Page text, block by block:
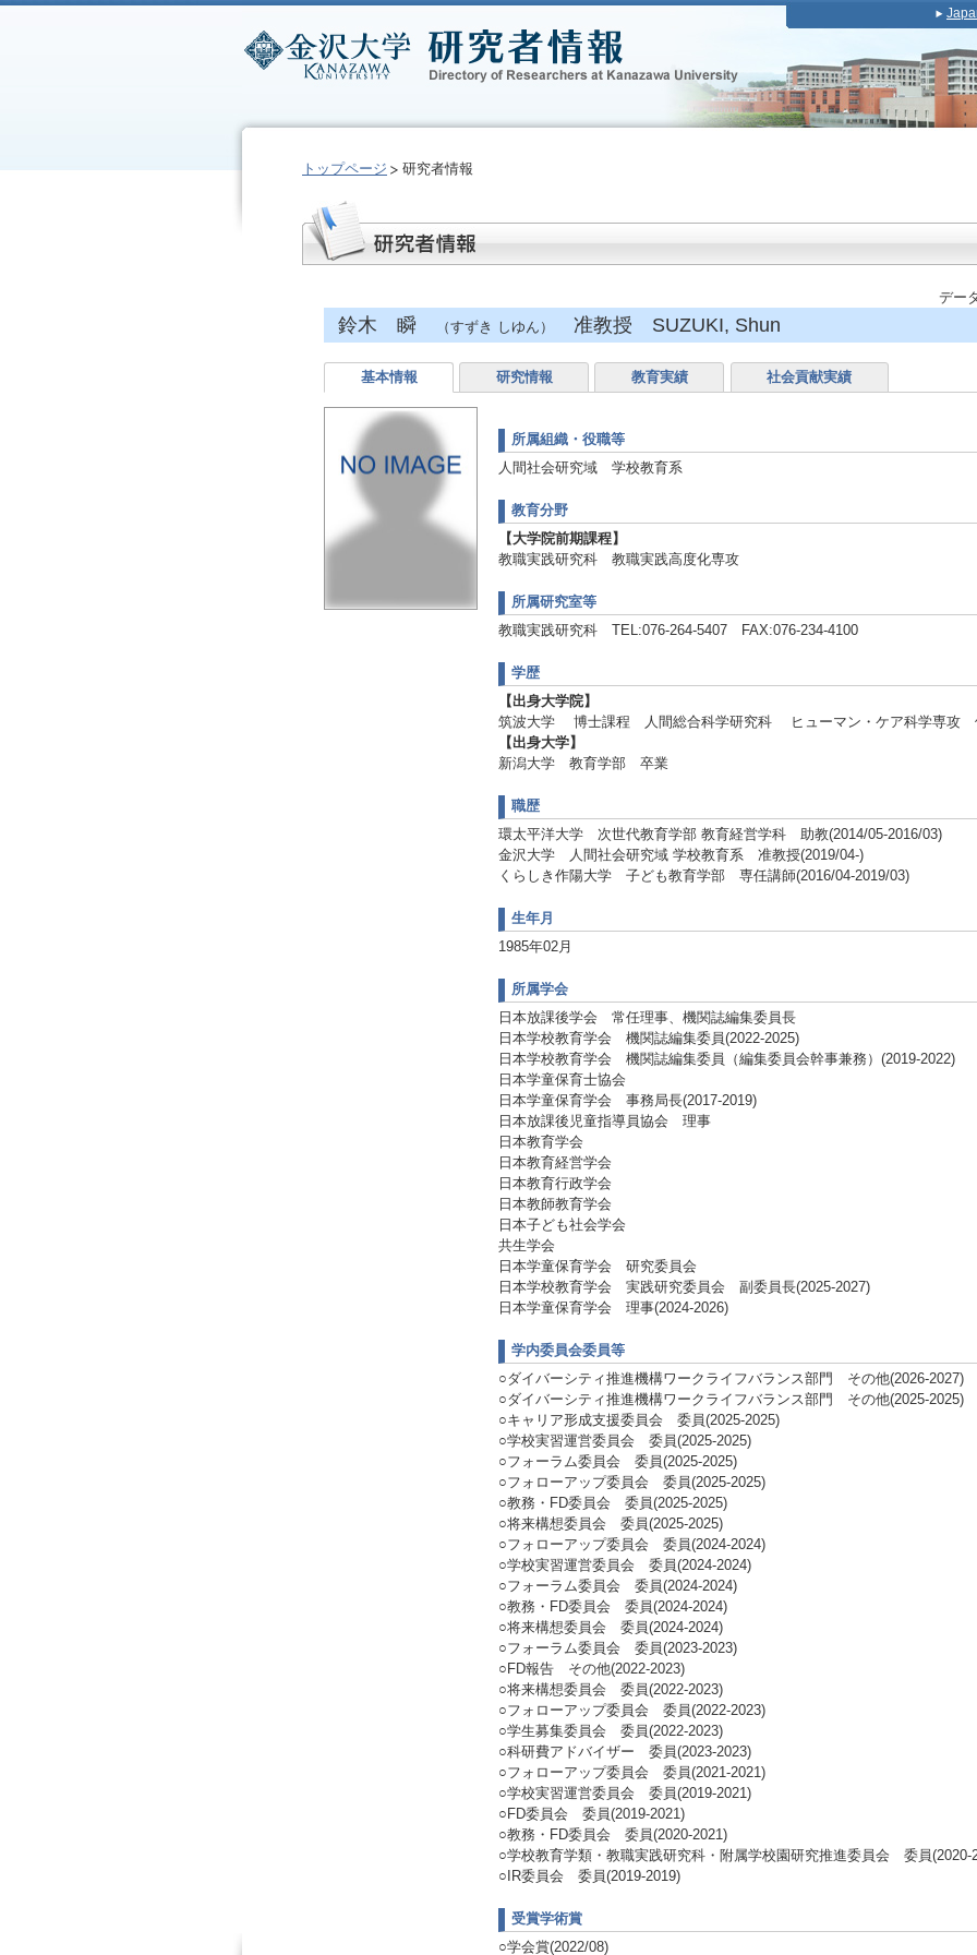
トップページ 研究者情報
デー
鈴木 瞬 （すずき しゆん） 准教授 SUZUKI, Shun
基本情報 研究情報 教育実績 社会貢献実績
所属組織・役職等
人間社会研究域 学校教育系
教育分野
【大学院前期課程】
教職実践研究科 教職実践高度化専攻
所属研究室等
教職実践研究科 TEL:076-264-5407 FAX:076-234-4100
学歴
【出身大学院】
筑波大学 博士課程 人間総合科学研究科 ヒューマン・ケア科学専攻
【出身大学】
新潟大学 教育学部 卒業
職歴
環太平洋大学 次世代教育学部 教育経営学科 助教(2014/05-2016/03)
金沢大学 人間社会研究域 学校教育系 准教授(2019/04-)
くらしき作陽大学 子ども教育学部 専任講師(2016/04-2019/03)
生年月
1985年02月
所属学会
日本放課後学会 常任理事、機関誌編集委員長
日本学校教育学会 機関誌編集委員(2022-2025)
日本学校教育学会 機関誌編集委員（編集委員会幹事兼務）(2019-2022)
日本学童保育士協会
日本学童保育学会 事務局長(2017-2019)
日本放課後児童指導員協会 理事
日本教育学会
日本教育経営学会
日本教育行政学会
日本教師教育学会
日本子ども社会学会
共生学会
日本学童保育学会 研究委員会
日本学校教育学会 実践研究委員会 副委員長(2025-2027)
日本学童保育学会 理事(2024-2026)
学内委員会委員等
○ダイバーシティ推進機構ワークライフバランス部門 その他(2026-2027)
○ダイバーシティ推進機構ワークライフバランス部門 その他(2025-2025)
○キャリア形成支援委員会 委員(2025-2025)
○学校実習運営委員会 委員(2025-2025)
○フォーラム委員会 委員(2025-2025)
○フォローアップ委員会 委員(2025-2025)
○教務・FD委員会 委員(2025-2025)
○将来構想委員会 委員(2025-2025)
○フォローアップ委員会 委員(2024-2024)
○学校実習運営委員会 委員(2024-2024)
○フォーラム委員会 委員(2024-2024)
○教務・FD委員会 委員(2024-2024)
○将来構想委員会 委員(2024-2024)
○フォーラム委員会 委員(2023-2023)
○FD報告 その他(2022-2023)
○将来構想委員会 委員(2022-2023)
○フォローアップ委員会 委員(2022-2023)
○学生募集委員会 委員(2022-2023)
○科研費アドバイザー 委員(2023-2023)
○フォローアップ委員会 委員(2021-2021)
○学校実習運営委員会 委員(2019-2021)
○FD委員会 委員(2019-2021)
○教務・FD委員会 委員(2020-2021)
○学校教育学類・教職実践研究科・附属学校園研究推進委員会 委員(2020-
○IR委員会 委員(2019-2019)
受賞学術賞
○学会賞(2022/08)